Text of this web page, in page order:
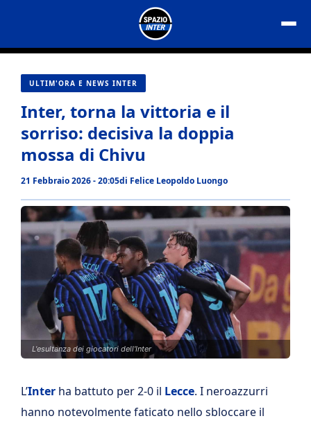
contenuto
ULTIM'ORA E NEWS INTER
Inter, torna la vittoria e il
sorriso: decisiva la doppia
mossa di Chivu
21 Febbraio 2026 - 20:05di Felice Leopoldo Luongo
L'esultanza dei giocatori dell'Inter
L’Inter ha battuto per 2-0 il Lecce. I neroazzurri
hanno notevolmente faticato nello sbloccare il